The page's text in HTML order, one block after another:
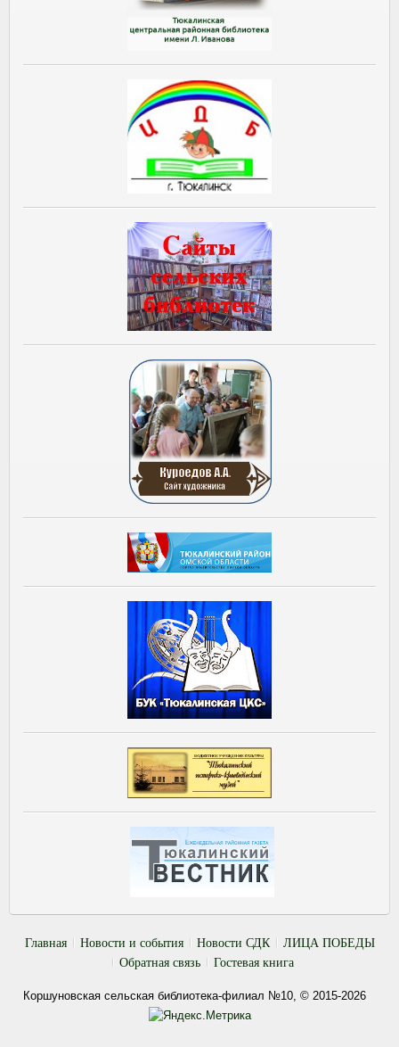
Главная Новости и события Новости СДК
ЛИЦА ПОБЕДЫ
Обратная связь
Гостевая книга
Коршуновская сельская библиотека-филиал №10, © 2015-2026